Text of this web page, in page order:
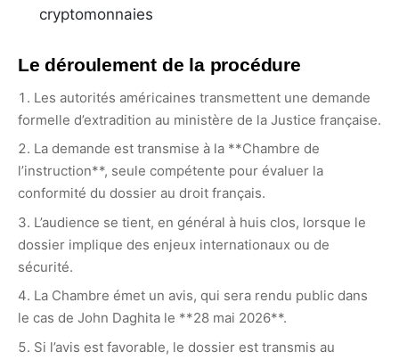
cryptomonnaies
Le déroulement de la procédure
Les autorités américaines transmettent une demande
formelle d’extradition au ministère de la Justice française.
La demande est transmise à la **Chambre de
l’instruction**, seule compétente pour évaluer la
conformité du dossier au droit français.
L’audience se tient, en général à huis clos, lorsque le
dossier implique des enjeux internationaux ou de
sécurité.
La Chambre émet un avis, qui sera rendu public dans
le cas de John Daghita le **28 mai 2026**.
Si l’avis est favorable, le dossier est transmis au